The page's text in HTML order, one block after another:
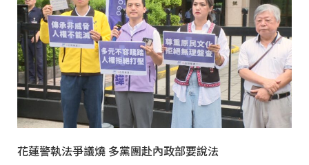
花蓮警執法爭議燒 多黨團赴內政部要說法